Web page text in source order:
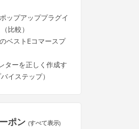
ップアッププラグイ
比較）
ベストEコマースプ
ターを正しく作成す
イステップ）
ポン (すべて表示)